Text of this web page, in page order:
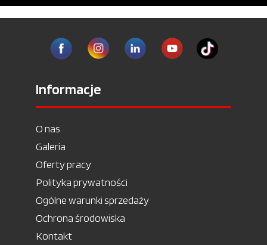
Informacje
O nas
Galeria
Oferty pracy
Polityka prywatności
Ogólne warunki sprzedaży
Ochrona środowiska
Kontakt